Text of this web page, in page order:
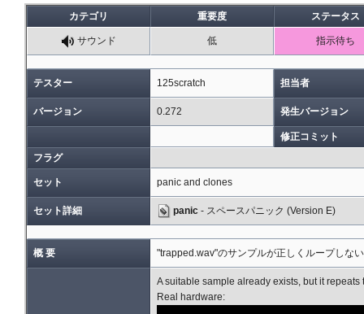
カテゴリ 重要度 ステータス
サウンド 低 指示待ち
テスター 125scratch 担当者
バージョン 0.272 発生バージョン
修正コミット
フラグ
セット panic and clones
セット詳細 panic - スペースパニック (Version E)
概 要 "trapped.wav"のサンプルが正しくループしな
A suitable sample already exists, but it
Real hardware: